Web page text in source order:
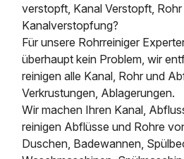
verstopft, Kanal Verstopft, Rohr
Kanalverstopfung?
Für unsere Rohrreiniger
überhaupt kein Problem, wir
reinigen alle Kanal, Rohr und
Verkrustungen, Ablagerungen.
Wir machen Ihren Kanal,
reinigen Abflüsse und Rohre
Duschen, Badewannen,